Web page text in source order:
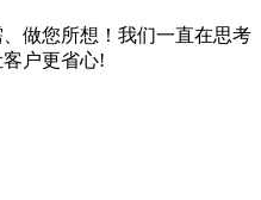
做您所想！我们一直在思考
户更省心!